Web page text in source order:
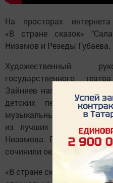
На просторах
«В стране сказок»
Низамов и Резеды Губаева.
Художественный
государственного
Зайниев напомнил о том,
детских песен, было
музыкальный спектакль.
из лучших
Низамова. Вместе с
сочинили около 10 песен.
«В стране сказок» — одна